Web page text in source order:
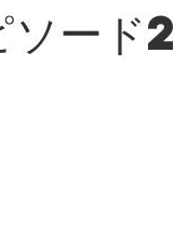
ード2